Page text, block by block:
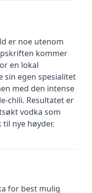
er noe utenom
kommer
en lokal
sin egen spesialitet
med den intense
chili. Resultatet er
vodka som
nye høyder.
for best mulig